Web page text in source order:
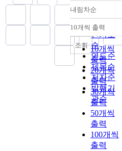
정확도
순
인기도
순
연도순
제목순
저자순
발행기
관순
내림차순
내림차
10개씩 출력
10개씩
출력
20개씩
출력
30개씩
출력
50개씩
출력
100개씩
출력
조회